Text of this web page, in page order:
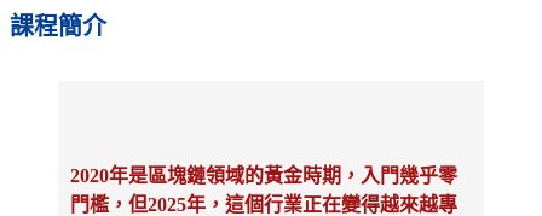
課程簡介
2020年是區塊鏈領域的黃金時期，入門幾乎零
門檻，但2025年，這個行業正在變得越來越專